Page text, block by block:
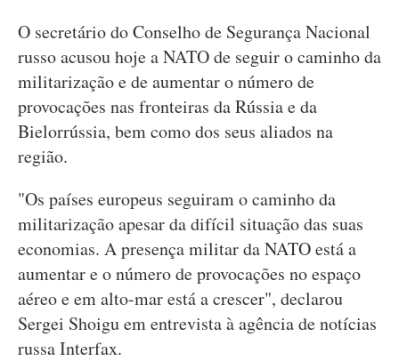
O secretário do Conselho de Segurança Nacional
russo acusou hoje a NATO de seguir o caminho da
militarização e de aumentar o número de
provocações nas fronteiras da Rússia e da
Bielorrússia, bem como dos seus aliados na
região.
"Os países europeus seguiram o caminho da
militarização apesar da difícil situação das suas
economias. A presença militar da NATO está a
aumentar e o número de provocações no espaço
aéreo e em alto-mar está a crescer", declarou
Sergei Shoigu em entrevista à agência de notícias
russa Interfax.